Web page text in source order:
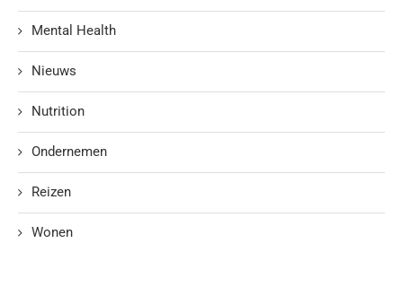
Mental Health
Nieuws
Nutrition
Ondernemen
Reizen
Wonen